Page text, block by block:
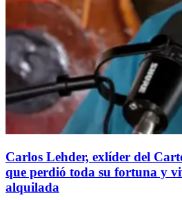
Carlos Lehder, exlíder del
que perdió toda su fortuna y
alquilada